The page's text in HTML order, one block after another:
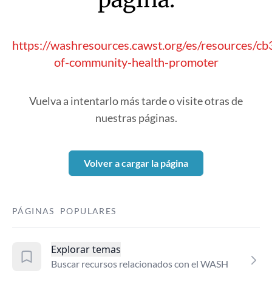
https://washresources.cawst.org/es/resources/
of-community-health-promoter
Vuelva a intentarlo más tarde o visite otras de
nuestras páginas.
Volver a cargar la página
PÁGINAS POPULARES
Explorar temas
Buscar recursos relacionados con el WASH